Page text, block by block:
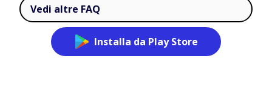
Vedi altre FAQ
Installa da Play Store